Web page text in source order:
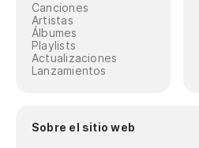
Canciones
Artistas
Álbumes
Playlists
Actualizaciones
Lanzamientos
Sobre el sitio web